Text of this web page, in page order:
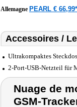
Allemagne PEARL € 66,99*
Accessoires /
Ultrakompaktes
2-Port-USB-Netzteil für
Nuage de
GSM-